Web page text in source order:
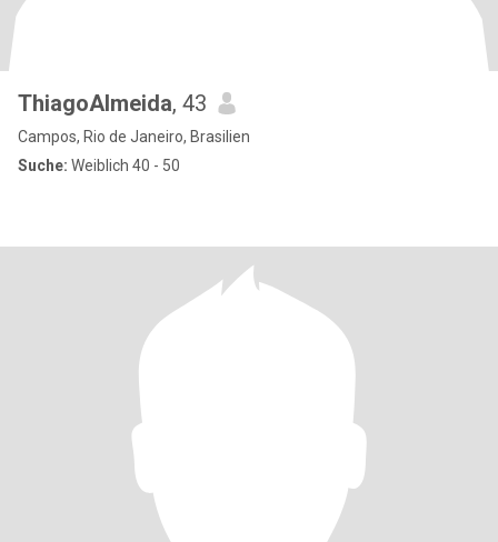
ThiagoAlmeida, 43
Campos, Rio de Janeiro, Brasilien
Suche: Weiblich 40 - 50